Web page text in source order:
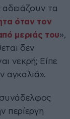
τα
όταν τον
μεριάς του»,
δεν
νεκρή; Είπε
αγκαλιά».
περίεργη